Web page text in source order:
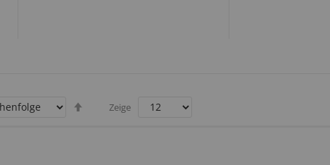
Absteigend
sortieren
Zeige